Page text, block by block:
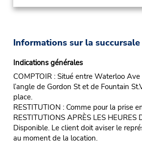
Informations sur la succursale
Indications générales
COMPTOIR : Situé entre Waterloo
l’angle de Gordon St et de Fountain
place.
RESTITUTION : Comme pour la prise
RESTITUTIONS APRÈS LES HEURES
Disponible. Le client doit aviser le
au moment de la location.